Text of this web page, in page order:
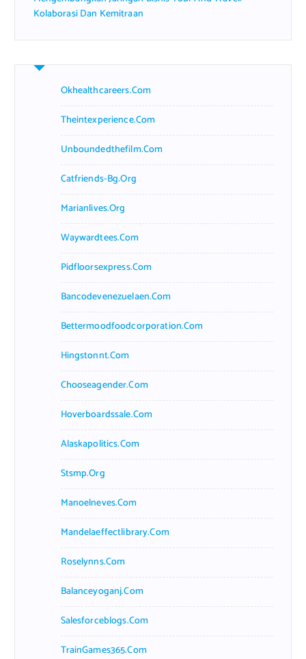
Kolaborasi Dan Kemitraan
Okhealthcareers.com
Theintexperience.com
Unboundedthefilm.com
Catfriends-Bg.org
Marianlives.org
Waywardtees.com
Pidfloorsexpress.com
Bancodevenezuelaen.com
Bettermoodfoodcorporation.com
Hingstonnt.com
Chooseagender.com
Hoverboardssale.com
Alaskapolitics.com
Stsmp.org
Manoelneves.com
Mandelaeffectlibrary.com
Roselynns.com
Balanceyoganj.com
Salesforceblogs.com
TrainGames365.com